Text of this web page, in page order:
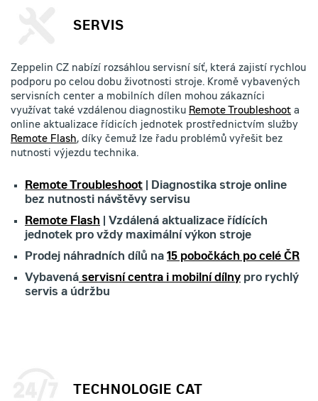
SERVIS
Zeppelin CZ nabízí rozsáhlou servisní síť, která zajistí rychlou
podporu po celou dobu životnosti stroje. Kromě vybavených
servisních center a mobilních dílen mohou zákazníci
využívat také vzdálenou diagnostiku Remote Troubleshoot a
online aktualizace řídicích jednotek prostřednictvím služby
Remote Flash, díky čemuž lze řadu problémů vyřešit bez
nutnosti výjezdu technika.
Remote Troubleshoot | Diagnostika stroje online
bez nutnosti návštěvy servisu
Remote Flash | Vzdálená aktualizace řídících
jednotek pro vždy maximální výkon stroje
Prodej náhradních dílů na 15 pobočkách po celé ČR
Vybavená servisní centra i mobilní dílny pro rychlý
servis a údržbu
TECHNOLOGIE CAT